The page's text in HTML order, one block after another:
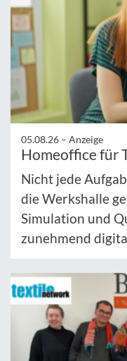
05.08.26 – Anzeige
Homeoffice für
Nicht jede
die Werkshalle
Simulation und
zunehmend